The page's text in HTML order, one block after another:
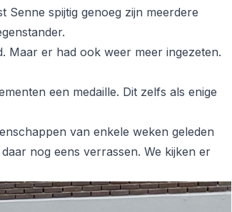
Senne spijtig genoeg zijn meerdere
Maar er had ook weer meer ingezeten.
een medaille. Dit zelfs als enige
van enkele weken geleden
nog eens verrassen. We kijken er